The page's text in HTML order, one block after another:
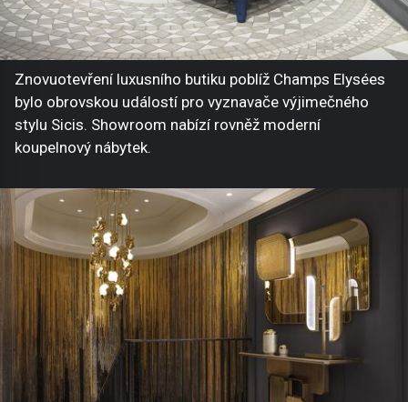
Znovuotevření luxusního butiku poblíž Champs Elysées
bylo obrovskou událostí pro vyznavače výjimečného
stylu Sicis. Showroom nabízí rovněž moderní
koupelnový nábytek.